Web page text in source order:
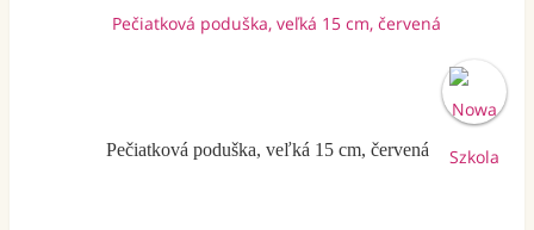
Pečiatková poduška, veľká 15 cm, červená